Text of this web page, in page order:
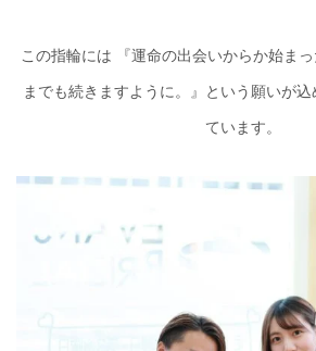
この指輪には 『運命の出会いからか始ま
までも続きますように。』という願いが
ています。